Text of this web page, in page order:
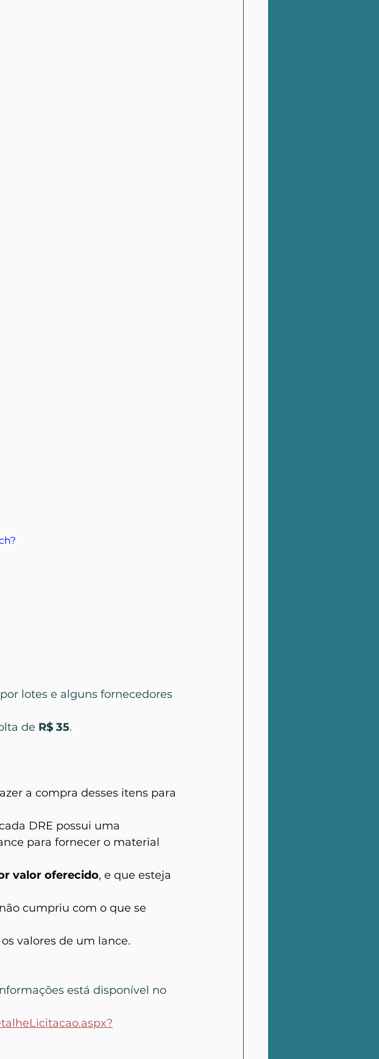
lotes e alguns fornecedores
de R$ 35.
a compra desses itens para
DRE possui uma
para fornecer o material
valor oferecido, e que esteja
cumpriu com o que se
valores de um lance.
está disponível no